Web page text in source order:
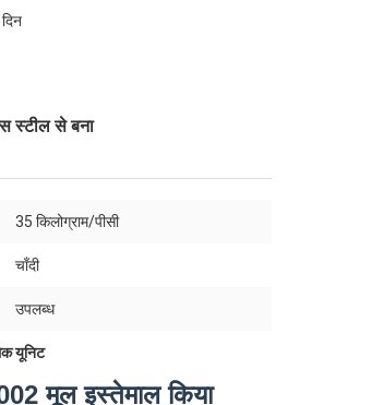
स्टील से बना
35 किलोग्राम/पीसी
चाँदी
उपलब्ध
यूनिट
मूल इस्तेमाल किया